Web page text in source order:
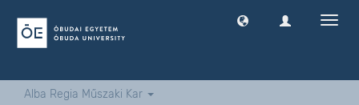
Alba Regia Műszaki Kar